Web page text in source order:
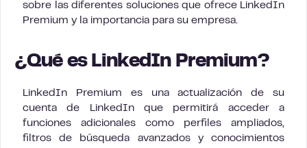
sobre las diferentes soluciones que ofrece LinkedIn
Premium y la importancia para su empresa.
¿Qué es LinkedIn Premium?
LinkedIn Premium es una actualización de su
cuenta de LinkedIn que permitirá acceder a
funciones adicionales como perfiles ampliados,
filtros de búsqueda avanzados y conocimientos